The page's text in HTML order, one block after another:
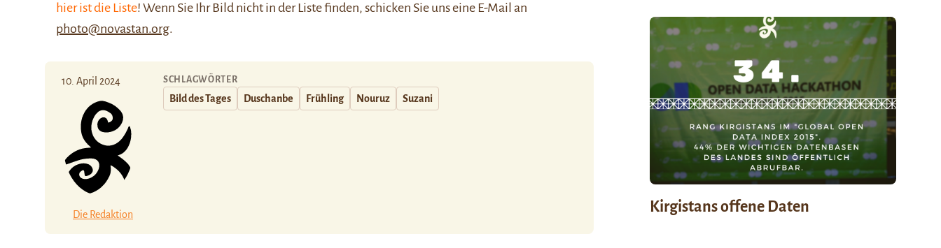
hier ist die Liste! Wenn Sie Ihr Bild nicht in der Liste finden, schicken Sie uns eine E-Mail an
photo@novastan.org.
10. April 2024
Die Redaktion
SCHLAGWÖRTER
Bild des Tages Duschanbe Frühling Nouruz Suzani
Kirgistans offene Daten